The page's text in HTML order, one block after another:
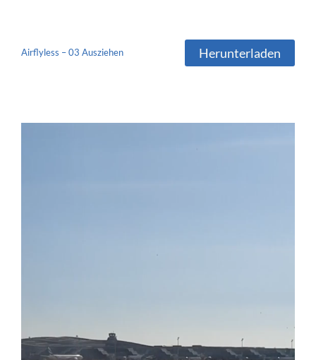
Airflyless – 03 Ausziehen Herunterladen